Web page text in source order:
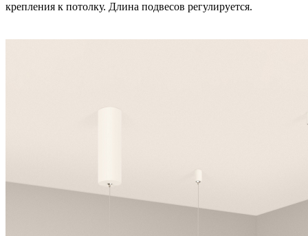
крепления к потолку. Длина подвесов регулируется.